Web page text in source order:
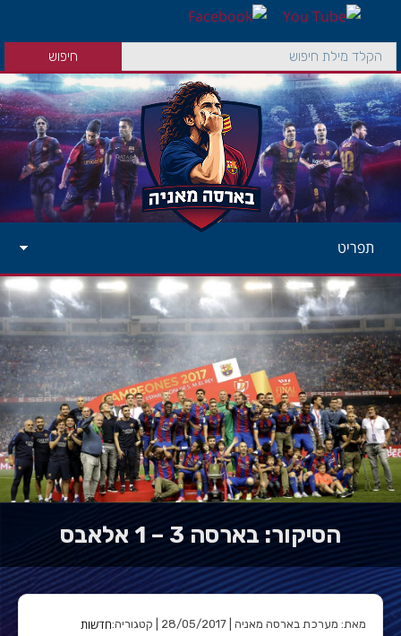
תפריט
הסיקור: בארסה 3 – 1 אלאבס
מאת: מערכת בארסה מאניה | 28/05/2017 | קטגוריה: חדשות